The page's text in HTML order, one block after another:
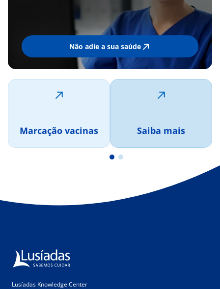
Não adie a sua saúde
Marcação vacinas Saiba mais
Lusíadas Knowledge Center